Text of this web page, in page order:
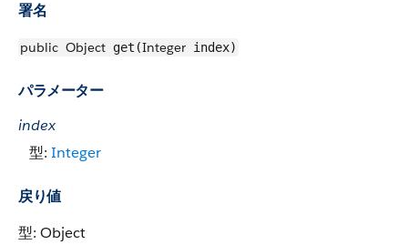
署名
public Object get(Integer index)
パラメーター
index
型: Integer
戻り値
型: Object